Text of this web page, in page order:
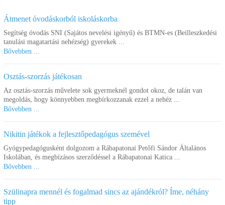
Átmenet óvodáskorból iskoláskorba
Segítség óvodás SNI (Sajátos nevelési igényű) és BTMN-es (Beilleszkedési
tanulási magatartási nehézség) gyerekek ...
Bővebben ...
Osztás-szorzás játékosan
Az osztás-szorzás művelete sok gyermeknél gondot okoz, de talán van
megoldás, hogy könnyebben megbírkozzanak ezzel a nehéz ...
Bővebben ...
Nikitin játékok a fejlesztőpedagógus szemével
Gyógypedagógusként dolgozom a Rábapatonai Petőfi Sándor Általános
Iskolában, és megbízásos szerződéssel a Rábapatonai Katica ...
Bővebben ...
Szülinapra mennél és fogalmad sincs az ajándékról? Íme, néhány
tipp